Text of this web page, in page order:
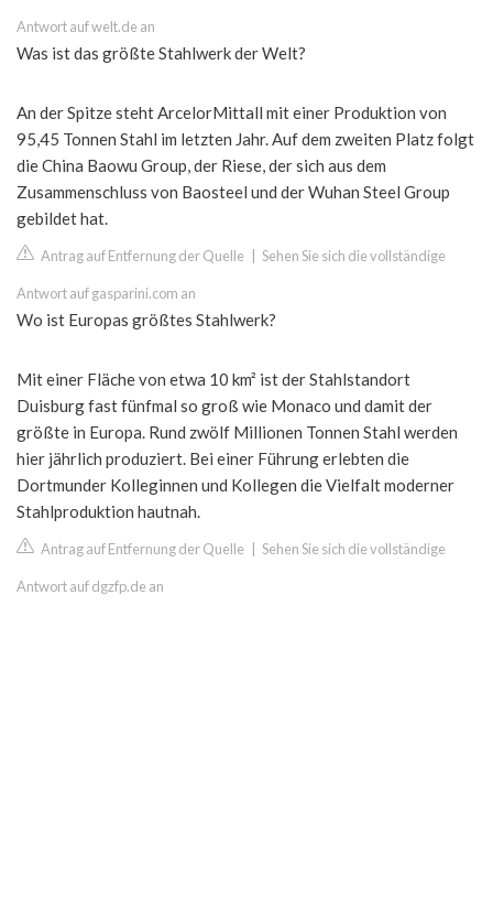
Antwort auf welt.de an
Was ist das größte Stahlwerk der Welt?
An der Spitze steht ArcelorMittall mit einer Produktion von
95,45 Tonnen Stahl im letzten Jahr. Auf dem zweiten Platz folgt
die China Baowu Group, der Riese, der sich aus dem
Zusammenschluss von Baosteel und der Wuhan Steel Group
gebildet hat.
Antrag auf Entfernung der Quelle Sehen Sie sich die vollständige
Antwort auf gasparini.com an
Wo ist Europas größtes Stahlwerk?
Mit einer Fläche von etwa 10 km² ist der Stahlstandort
Duisburg fast fünfmal so groß wie Monaco und damit der
größte in Europa. Rund zwölf Millionen Tonnen Stahl werden
hier jährlich produziert. Bei einer Führung erlebten die
Dortmunder Kolleginnen und Kollegen die Vielfalt moderner
Stahlproduktion hautnah.
Antrag auf Entfernung der Quelle Sehen Sie sich die vollständige
Antwort auf dgzfp.de an